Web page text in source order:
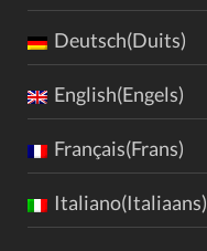
Deutsch(Duits)
English(Engels)
Français(Frans)
Italiano(Italiaans)